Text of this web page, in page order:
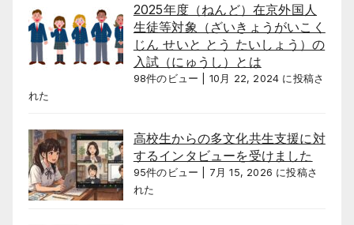
2025年度（ねんど）在京外国人
生徒等対象（ざいきょうがいこく
じん せいと とう たいしょう）の
入試（にゅうし）とは
98件のビュー
10月 22, 2024 に投稿さ
れた
高校生からの多文化共生支援に対
するインタビューを受けました
95件のビュー
7月 15, 2026 に投稿さ
れた